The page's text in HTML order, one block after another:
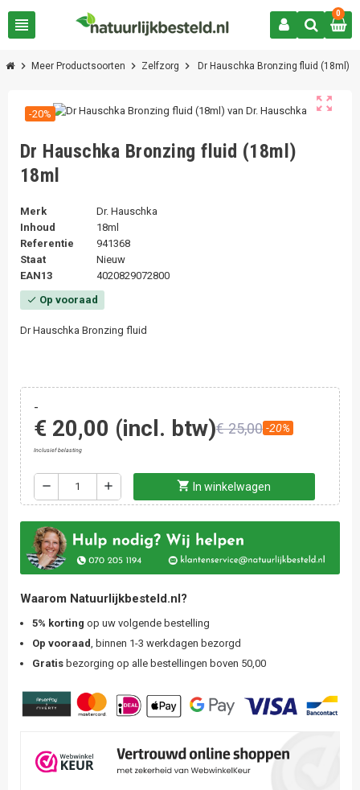
view_headline
0
chevron_right Meer Productsoorten chevron_right Zelfzorg chevron_right Dr Hauschka Bronzing fluid (18ml)
zoom_out_map
-20%
Dr Hauschka Bronzing fluid (18ml)
18ml
Merk
Dr. Hauschka
Inhoud
18ml
Referentie
941368
Staat
Nieuw
EAN13
4020829072800
check Op vooraad
Dr Hauschka Bronzing fluid
-
€ 20,00 (incl. btw)€ 25,00 -20%
Inclusief belasting
remove add shopping_cart In winkelwagen
Waarom Natuurlijkbesteld.nl?
5% korting op uw volgende bestelling
Op vooraad
, binnen 1-3 werkdagen bezorgd
Gratis bezorging op alle bestellingen boven 50,00